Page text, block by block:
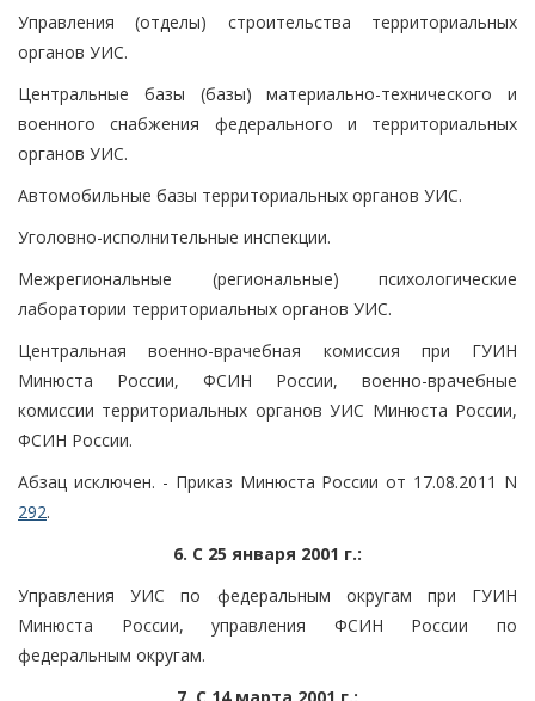
Управления (отделы) строительства территориальных
органов УИС.
Центральные базы (базы) материально-технического и
военного снабжения федерального и территориальных
органов УИС.
Автомобильные базы территориальных органов УИС.
Уголовно-исполнительные инспекции.
Межрегиональные (региональные) психологические
лаборатории территориальных органов УИС.
Центральная военно-врачебная комиссия при ГУИН
Минюста России, ФСИН России, военно-врачебные
комиссии территориальных органов УИС Минюста России,
ФСИН России.
Абзац исключен. - Приказ Минюста России от 17.08.2011 N
292.
6. С 25 января 2001 г.:
Управления УИС по федеральным округам при ГУИН
Минюста России, управления ФСИН России по
федеральным округам.